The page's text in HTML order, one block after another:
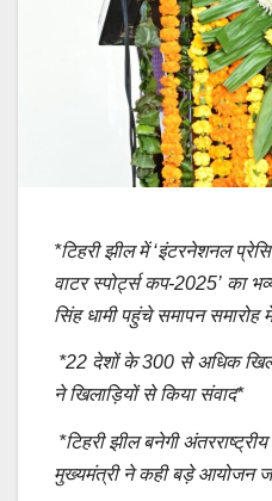
*टिहरी झील में ‘इंटरनेशनल
वाटर स्पोर्ट्स कप-2025’ का
सिंह धामी पहुंचे समापन समारोह
*22 देशों के 300 से अधिक
ने खिलाड़ियों से किया संवाद*
*टिहरी झील बनेगी
मुख्यमंत्री ने कही बड़े आयोजन